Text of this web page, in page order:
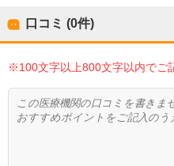
口コミ (0件)
※100文字以上800文字以内でご